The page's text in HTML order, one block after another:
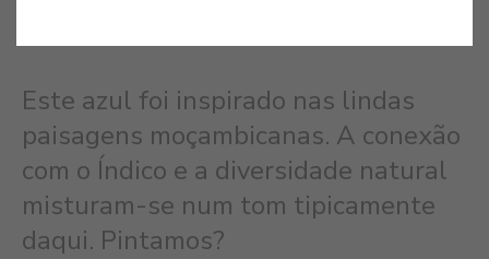
Este azul foi inspirado nas lindas
paisagens moçambicanas. A conexão
com o Índico e a diversidade natural
misturam-se num tom tipicamente
daqui. Pintamos?